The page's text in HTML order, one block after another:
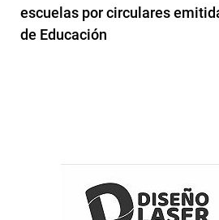
escuelas por circulares
de Educación